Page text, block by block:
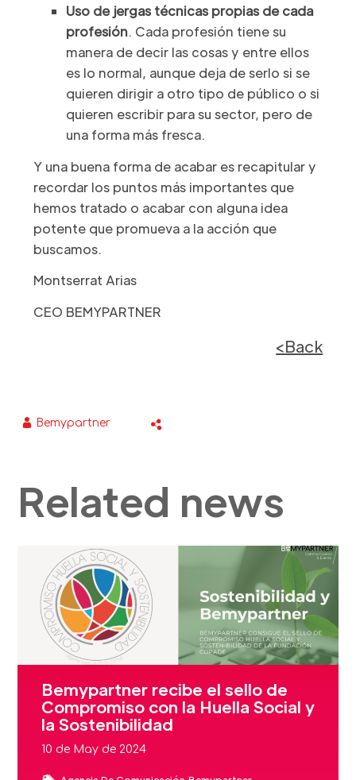
Uso de jergas técnicas propias de cada
profesión. Cada profesión tiene su
manera de decir las cosas y entre ellos
es lo normal, aunque deja de serlo si se
quieren dirigir a otro tipo de público o si
quieren escribir para su sector, pero de
una forma más fresca.
Y una buena forma de acabar es recapitular y
recordar los puntos más importantes que
hemos tratado o acabar con alguna idea
potente que promueva a la acción que
buscamos.
Montserrat Arias
CEO BEMYPARTNER
<Back
Bemypartner
Related news
Bemypartner recibe el sello de
Compromiso con la Huella Social y
la Sostenibilidad
10 de May de 2024